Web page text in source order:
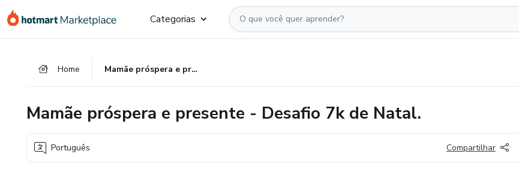
para
para
para
Categorias
Home Mamãe próspera e presente - Desafio 7k de Natal.
Mamãe próspera e presente - Desafio 7k de Natal.
Português Compartilhar